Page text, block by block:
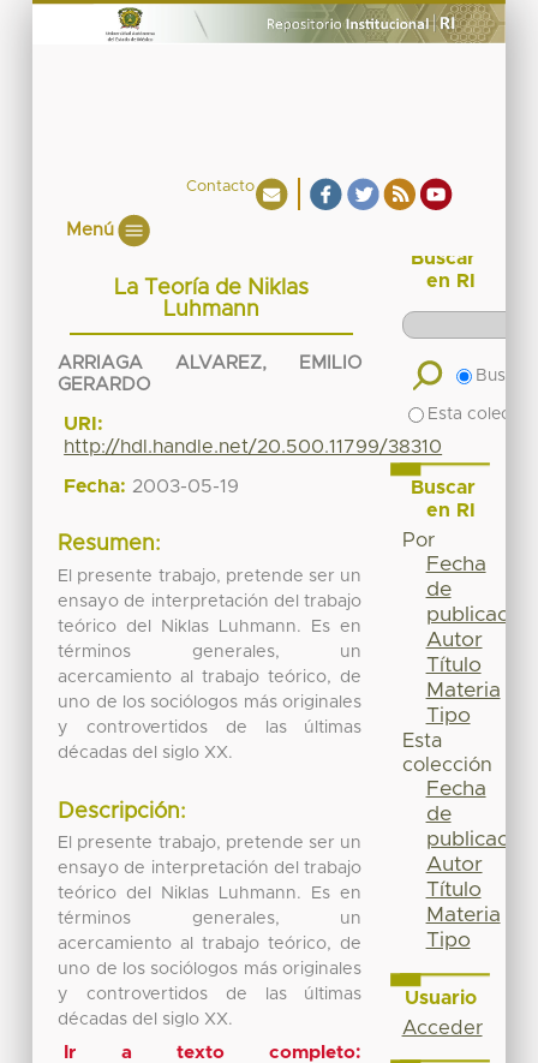
Contacto
Menú
La Teoría de Niklas
Luhmann
ARRIAGA ALVAREZ, EMILIO
GERARDO
URI:
http://hdl.handle.net/20.500.11799/38310
Fecha: 2003-05-19
Resumen:
El presente trabajo, pretende ser un
ensayo de interpretación del trabajo
teórico del Niklas Luhmann. Es en
términos generales, un
acercamiento al trabajo teórico, de
uno de los sociólogos más originales
y controvertidos de las últimas
décadas del siglo XX.
Descripción:
El presente trabajo, pretende ser un
ensayo de interpretación del trabajo
teórico del Niklas Luhmann. Es en
términos generales, un
acercamiento al trabajo teórico, de
uno de los sociólogos más originales
y controvertidos de las últimas
décadas del siglo XX.
Ir a texto completo:
Buscar
en RI
Buscar
Esta
Buscar
en RI
Por
Fecha
de
publicación
Autor
Título
Materia
Tipo
Esta
colección
Fecha
de
publicación
Autor
Título
Materia
Tipo
Usuario
Acceder